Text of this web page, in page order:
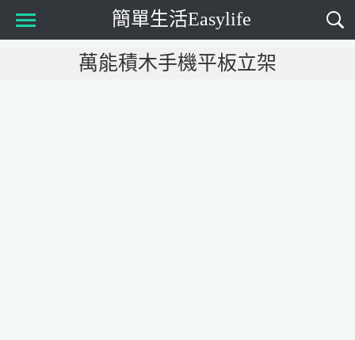
簡單生活Easylife
Main Menu萬能積木手機平板立架